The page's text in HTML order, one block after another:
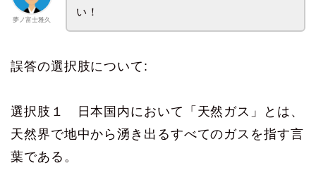
夢ノ富士雅久
い！
誤答の選択肢について:
選択肢１ 日本国内において「天然ガス」とは、
天然界で地中から湧き出るすべてのガスを指す言
葉である。